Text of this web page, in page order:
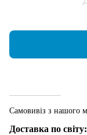
Самовивіз з нашого
Доставка по світу: